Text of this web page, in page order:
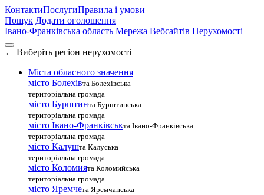
КонтактиПослугиПравила і умови
Пошук Додати оголошення
Івано-Франківська область Мережа Вебсайтів Нерухомості
← Виберіть регіон нерухомості
Міста обласного значення
місто Болехівта Болехівська
територіальна громада
місто Бурштинта Бурштинська
територіальна громада
місто Івано-Франківськта Івано-Франківська
територіальна громада
місто Калушта Калуська
територіальна громада
місто Коломията Коломийська
територіальна громада
місто Яремчета Яремчанська